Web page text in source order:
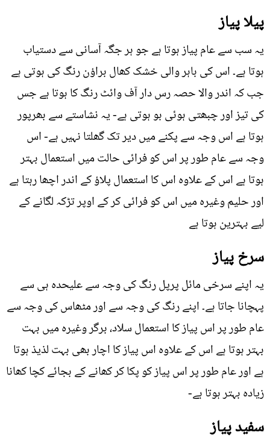
پیلا پیاز
یہ سب سے عام پیاز ہوتا ہے جو ہر جگہ آسانی سے دستیاب
ہوتا ہے۔ اس کی باہر والی خشک کھال براؤن رنگ کی ہوتی ہے
جب کہ اندر والا حصہ رس دار آف وائٹ رنگ کا ہوتا ہے جس
کی تیز اور چبھتی ہوئی بو ہوتی ہے- یہ نشاستے سے بھرپور
ہوتا ہے اس وجہ سے پکنے میں دیر تک گھلتا نہیں ہے- اس
وجہ سے عام طور پر اس کو فرائی حالت میں استعمال بہتر
ہوتا ہے اس کے علاوہ اس کا استعمال پلاؤ کے اندر اچھا رہتا ہے
اور حلیم وغیرہ میں اس کو فرائی کر کے اوپر تڑکہ لگانے کے
لیے بہترین ہوتا ہے
سرخ پیاز
یہ اپنے سرخی مائل پرپل رنگ کی وجہ سے علیحدہ ہی سے
پہچانا جاتا ہے۔ اپنے رنگ کی وجہ سے اور مٹھاس کی وجہ سے
عام طور پر اس پیاز کا استعمال سلاد، برگر وغیرہ میں بہت
بہتر ہوتا ہے اس کے علاوہ اس پیاز کا اچار بھی بہت لذيذ ہوتا
ہے اور عام طور پر اس پیاز کو پکا کر کھانے کے بجائے کچا کھانا
زيادہ بہتر ہوتا ہے-
سفید پیاز